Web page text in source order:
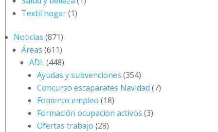
Textil hogar(1)
Noticias (871)
Áreas (611)
ADL(448)
Ayudas y subvenciones (354)
Concurso escaparates Navidad (7)
Fomento empleo (18)
Formación ocupacion activos (3)
Ofertas trabajo (28)